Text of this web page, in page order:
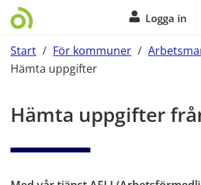
Logga in
Start / För kommuner /
Hämta uppgifter
Hämta uppgifter